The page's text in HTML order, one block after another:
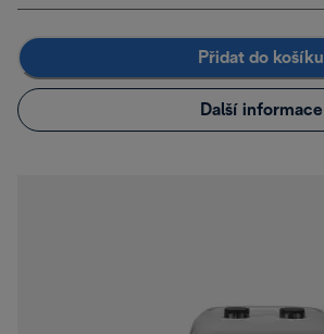
Přidat do košíku
Další informace